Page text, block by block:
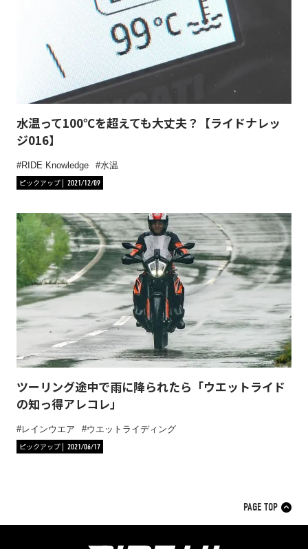
水温って100℃を超えても大丈夫？【ライドナレッ
ジ016】
RIDE Knowledge
水温
ピックアップ
2021/12/09
ツーリング途中で雨に降られたら「ウエットライド
の知っ得アレコレ」
レインウエア
ウエットライディング
ピックアップ
2021/06/17
PAGE TOP